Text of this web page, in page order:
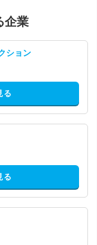
企業
ション
る
る